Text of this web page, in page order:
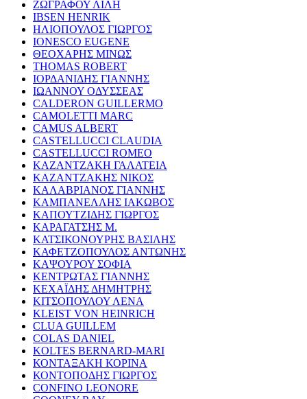
ΖΩΓΡΑΦΟΥ ΛΙΛΗ
IBSEN HENRIK
ΗΛΙΟΠΟΥΛΟΣ ΓΙΩΡΓΟΣ
IONESCO EUGENE
ΘΕΟΧΑΡΗΣ ΜΙΝΩΣ
THOMAS ROBERT
ΙΟΡΔΑΝΙΔΗΣ ΓΙΑΝΝΗΣ
ΙΩΑΝΝΟΥ ΟΔΥΣΣΕΑΣ
CALDERON GUILLERMO
CAMOLETTI MARC
CAMUS ALBERT
CASTELLUCCI CLAUDIA
CASTELLUCCI ROMEO
ΚΑΖΑΝΤΖΑΚΗ ΓΑΛΑΤΕΙΑ
ΚΑΖΑΝΤΖΑΚΗΣ ΝΙΚΟΣ
ΚΑΛΑΒΡΙΑΝΟΣ ΓΙΑΝΝΗΣ
ΚΑΜΠΑΝΕΛΛΗΣ ΙΑΚΩΒΟΣ
ΚΑΠΟΥΤΖΙΔΗΣ ΓΙΩΡΓΟΣ
ΚΑΡΑΓΑΤΣΗΣ Μ.
ΚΑΤΣΙΚΟΝΟΥΡΗΣ ΒΑΣΙΛΗΣ
ΚΑΦΕΤΖΟΠΟΥΛΟΣ ΑΝΤΩΝΗΣ
ΚΑΨΟΥΡΟΥ ΣΟΦΙΑ
ΚΕΝΤΡΩΤΑΣ ΓΙΑΝΝΗΣ
ΚΕΧΑΪΔΗΣ ΔΗΜΗΤΡΗΣ
ΚΙΤΣΟΠΟΥΛΟΥ ΛΕΝΑ
KLEIST VON HEINRICH
CLUA GUILLEM
COLAS DANIEL
KOLTES BERNARD-MARI
ΚΟΝΤΑΞΑΚΗ ΚΟΡΙΝΑ
ΚΟΝΤΟΠΟΔΗΣ ΓΙΩΡΓΟΣ
CONFINO LEONORE